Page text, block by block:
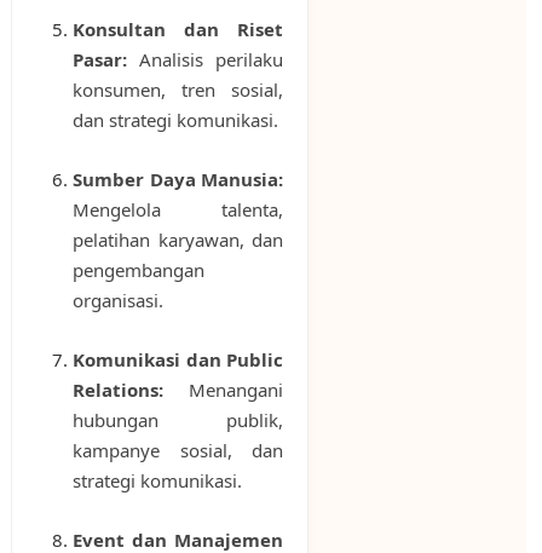
Konsultan dan Riset
Pasar:Analisis perilaku
konsumen, tren sosial,
dan strategi komunikasi.
Sumber Daya Manusia:
Mengelola talenta,
pelatihan karyawan, dan
pengembangan
organisasi.
Komunikasi dan Public
Relations:Menangani
hubungan publik,
kampanye sosial, dan
strategi komunikasi.
Event dan Manajemen